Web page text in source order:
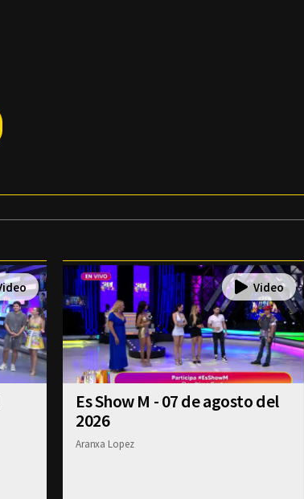
Es Show M - 07 de agosto del
2026
Aranxa Lopez